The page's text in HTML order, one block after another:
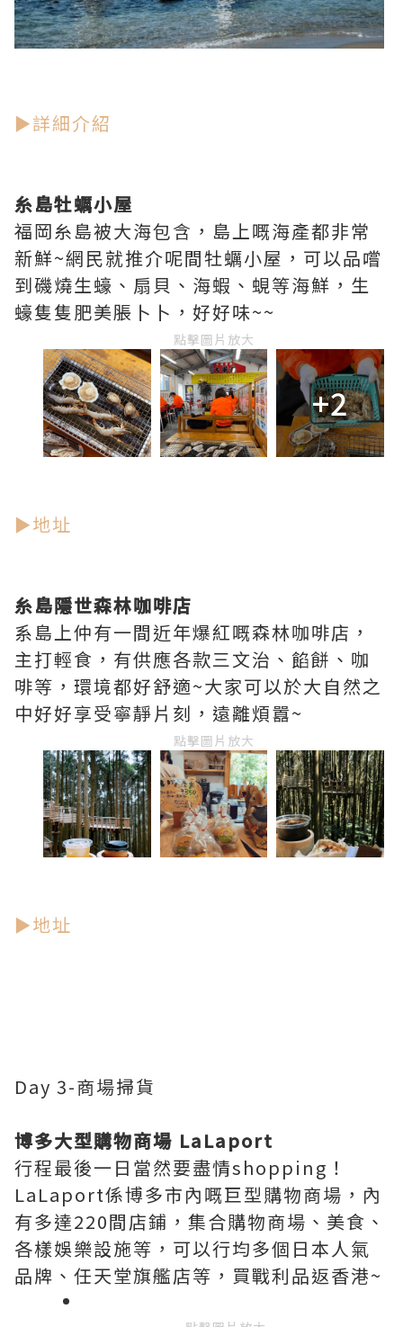
►詳細介紹
糸島牡蠣小屋
福岡糸島被大海包含，島上嘅海產都非常
新鮮~網民就推介呢間牡蠣小屋，可以品嚐
到磯燒生蠔、扇貝、海蝦、蜆等海鮮，生
蠔隻隻肥美脹卜卜，好好味~~
點擊圖片放大
+2
►地址
糸島隱世森林咖啡店
系島上仲有一間近年爆紅嘅森林咖啡店，
主打輕食，有供應各款三文治、餡餅、咖
啡等，環境都好舒適~大家可以於大自然之
中好好享受寧靜片刻，遠離煩囂~
點擊圖片放大
►地址
Day 3-商場掃貨
博多大型購物商場 LaLaport
行程最後一日當然要盡情shopping！
LaLaport係博多市內嘅巨型購物商場，內
有多達220間店鋪，集合購物商場、美食、
各樣娛樂設施等，可以行均多個日本人氣
品牌、任天堂旗艦店等，買戰利品返香港~